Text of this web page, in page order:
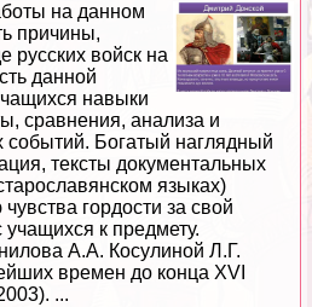
на данном
причины,
русских войск на
данной
навыки
сравнения, анализа и
событий. Богатый наглядный
тексты документальных
языках)
гордости за свой
к предмету.
А.А. Косулиной Л.Г.
времен до конца XVI
...